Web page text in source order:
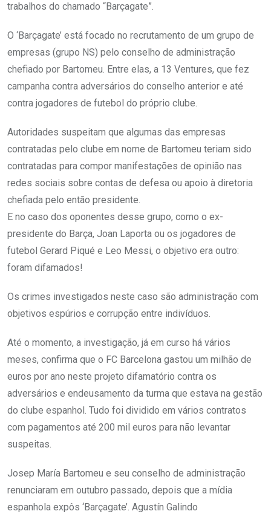
trabalhos do chamado “Barçagate”.
O ‘Barçagate’ está focado no recrutamento de um grupo de
empresas (grupo NS) pelo conselho de administração
chefiado por Bartomeu. Entre elas, a 13 Ventures, que fez
campanha contra adversários do conselho anterior e até
contra jogadores de futebol do próprio clube.
Autoridades suspeitam que algumas das empresas
contratadas pelo clube em nome de Bartomeu teriam sido
contratadas para compor manifestações de opinião nas
redes sociais sobre contas de defesa ou apoio à diretoria
chefiada pelo então presidente.
E no caso dos oponentes desse grupo, como o ex-
presidente do Barça, Joan Laporta ou os jogadores de
futebol Gerard Piqué e Leo Messi, o objetivo era outro:
foram difamados!
Os crimes investigados neste caso são administração com
objetivos espúrios e corrupção entre indivíduos.
Até o momento, a investigação, já em curso há vários
meses, confirma que o FC Barcelona gastou um milhão de
euros por ano neste projeto difamatório contra os
adversários e endeusamento da turma que estava na gestão
do clube espanhol. Tudo foi dividido em vários contratos
com pagamentos até 200 mil euros para não levantar
suspeitas.
Josep María Bartomeu e seu conselho de administração
renunciaram em outubro passado, depois que a mídia
espanhola expôs ‘Barçagate’. Agustín Galindo